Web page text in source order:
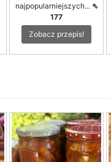
najpopularniejszych... ⇖
177
Zobacz przepis!